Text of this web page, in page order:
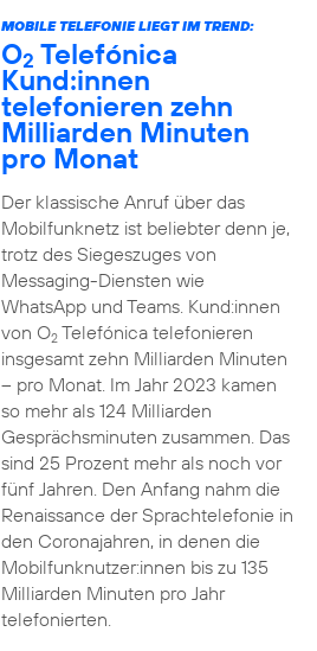
MOBILE TELEFONIE LIEGT IM TREND:
O2 Telefónica
Kund:innen
telefonieren zehn
Milliarden Minuten
pro Monat
Der klassische Anruf über das
Mobilfunknetz ist beliebter denn je,
trotz des Siegeszuges von
Messaging-Diensten wie
WhatsApp und Teams. Kund:innen
von O2Telefónica telefonieren
insgesamt zehn Milliarden Minuten
– pro Monat. Im Jahr 2023 kamen
so mehr als 124 Milliarden
Gesprächsminuten zusammen. Das
sind 25 Prozent mehr als noch vor
fünf Jahren. Den Anfang nahm die
Renaissance der Sprachtelefonie in
den Coronajahren, in denen die
Mobilfunknutzer:innen bis zu 135
Milliarden Minuten pro Jahr
telefonierten.